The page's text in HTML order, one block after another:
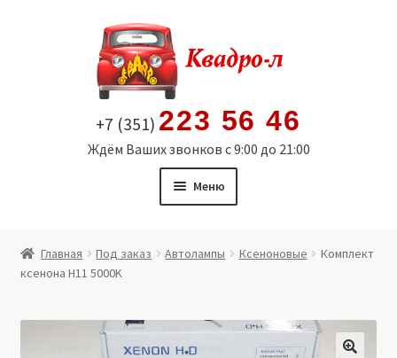
содержимому
+7 (351) 223 56 46
Ждём Ваших звонков с 9:00 до 21:00
Меню
Витрина
Мой аккаунт
Главная Под заказ Автолампы Ксеноновые
Комплект
ксенона H11 5000K